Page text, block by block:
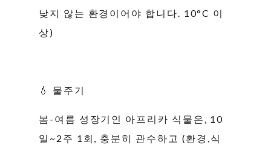
낮지 않는 환경이어야 합니다. 10°C 이
상)
💧 물주기
봄-여름 성장기인 아프리카 식물은, 10
일~2주 1회, 충분히 관수하고 (환경,식